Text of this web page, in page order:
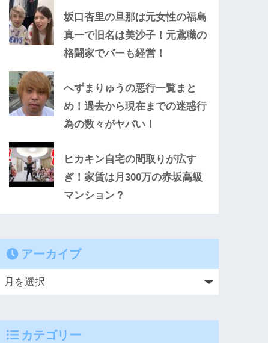
坂口杏里の旦那は元女性の福島
真一で旧名は美沙子！元鳶職の
格闘家でバーも経営！
へずまりゅうの悪行一覧まと
め！過去から現在までの迷惑行
為の数々がヤバい！
ヒカキン自宅の間取りが広す
ぎ！家賃は月300万の赤坂高級
マンション？
アーカイブ
カテゴリー